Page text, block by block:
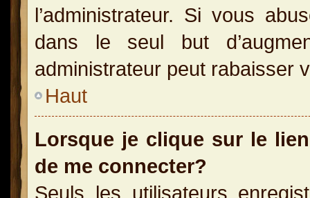
l’administrateur. Si vous
dans le seul but
administrateur peut rabaisser
Haut
Lorsque je clique sur le
de me connecter?
Seuls les utilisateurs